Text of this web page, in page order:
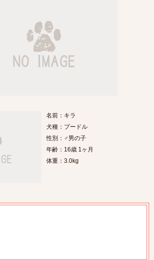
名前：キラ
犬種：プードル
性別：♂男の子
年齢：16歳 1ヶ月
体重：3.0kg